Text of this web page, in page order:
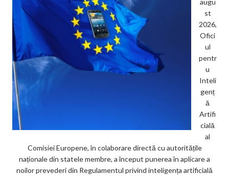
st
2026,
Ofici
ul
pentr
u
Inteli
genț
ă
Artifi
cială
al
Comisiei Europene, în colaborare directă cu autoritățile
naționale din statele membre, a început punerea în aplicare a
noilor prevederi din Regulamentul privind inteligența artificială